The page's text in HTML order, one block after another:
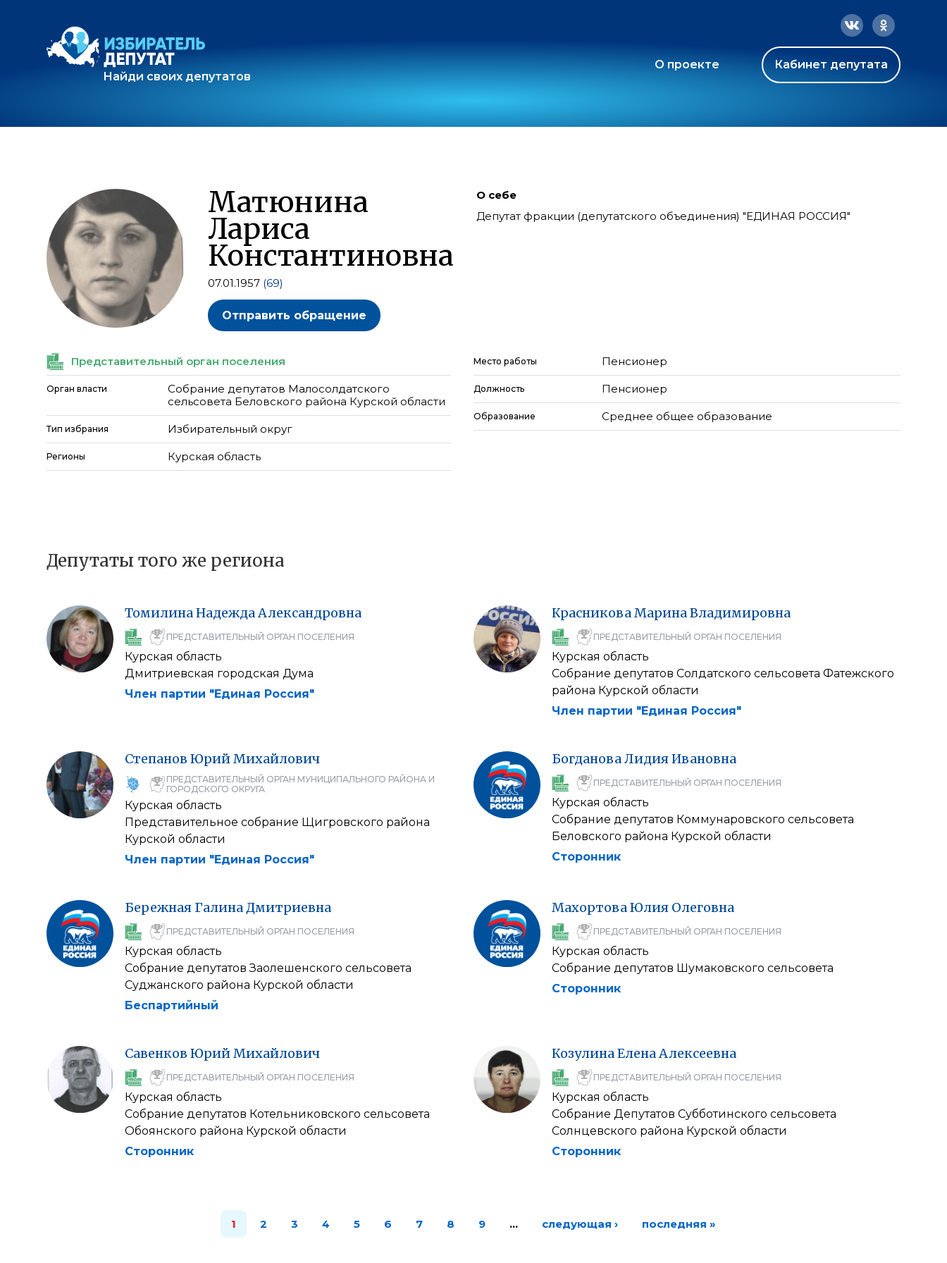
Найди своих депутатов
О проекте Кабинет депутата
Матюнина
Лариса
Константиновна
07.01.1957 (69)
Отправить обращение
О себе
Депутат фракции (депутатского объединения) "ЕДИНАЯ РОССИЯ"
Представительный орган поселения
Орган власти
Собрание депутатов Малосолдатского
сельсовета Беловского района Курской области
Тип избрания Избирательный округ
Регионы Курская область
Место работы Пенсионер
Должность Пенсионер
Образование Среднее общее образование
Депутаты того же региона
ТомилинаНадеждаАлександровна
ПРЕДСТАВИТЕЛЬНЫЙ ОРГАН ПОСЕЛЕНИЯ
Курская область
Дмитриевская городская Дума
Член партии "Единая Россия"
КрасниковаМаринаВладимировна
ПРЕДСТАВИТЕЛЬНЫЙ ОРГАН ПОСЕЛЕНИЯ
Курская область
Собрание депутатов Солдатского сельсовета Фатежского
района Курской области
Член партии "Единая Россия"
Степанов ЮрийМихайлович
ПРЕДСТАВИТЕЛЬНЫЙ ОРГАН МУНИЦИПАЛЬНОГО РАЙОНА И
ГОРОДСКОГО ОКРУГА
Курская область
Представительное собрание Щигровского района
Курской области
Член партии "Единая Россия"
БогдановаЛидияИвановна
ПРЕДСТАВИТЕЛЬНЫЙ ОРГАН ПОСЕЛЕНИЯ
Курская область
Собрание депутатов Коммунаровского сельсовета
Беловского района Курской области
Сторонник
Бережная ГалинаДмитриевна
ПРЕДСТАВИТЕЛЬНЫЙ ОРГАН ПОСЕЛЕНИЯ
Курская область
Собрание депутатов Заолешенского сельсовета
Суджанского района Курской области
Беспартийный
МахортоваЮлия Олеговна
ПРЕДСТАВИТЕЛЬНЫЙ ОРГАН ПОСЕЛЕНИЯ
Курская область
Собрание депутатов Шумаковского сельсовета
Сторонник
Савенков ЮрийМихайлович
ПРЕДСТАВИТЕЛЬНЫЙ ОРГАН ПОСЕЛЕНИЯ
Курская область
Собрание депутатов Котельниковского сельсовета
Обоянского района Курской области
Сторонник
КозулинаЕленаАлексеевна
ПРЕДСТАВИТЕЛЬНЫЙ ОРГАН ПОСЕЛЕНИЯ
Курская область
Собрание Депутатов Субботинского сельсовета
Солнцевского района Курской области
Сторонник
1 2 3 4 5 6 7 8 9 … следующая › последняя »